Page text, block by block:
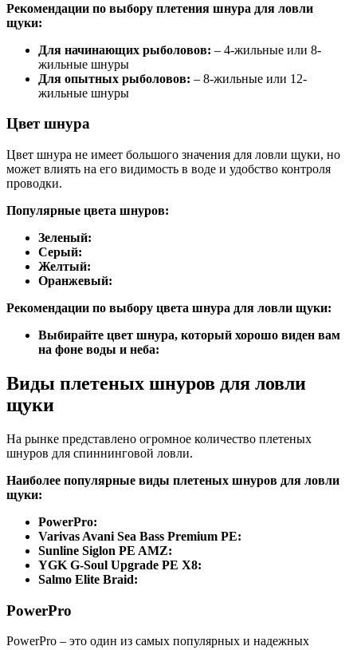
Рекомендации по выбору плетения шнура для ловли
щуки:
Для начинающих рыболовов: – 4-жильные или 8-
жильные шнуры
Для опытных рыболовов: – 8-жильные или 12-
жильные шнуры
Цвет шнура
Цвет шнура не имеет большого значения для ловли щуки, но
может влиять на его видимость в воде и удобство контроля
проводки.
Популярные цвета шнуров:
Зеленый:
Серый:
Желтый:
Оранжевый:
Рекомендации по выбору цвета шнура для ловли щуки:
Выбирайте цвет шнура, который хорошо виден вам
на фоне воды и неба:
Виды плетеных шнуров для ловли
щуки
На рынке представлено огромное количество плетеных
шнуров для спиннинговой ловли.
Наиболее популярные виды плетеных шнуров для ловли
щуки:
PowerPro:
Varivas Avani Sea Bass Premium PE:
Sunline Siglon PE AMZ:
YGK G-Soul Upgrade PE X8:
Salmo Elite Braid:
PowerPro
PowerPro – это один из самых популярных и надежных